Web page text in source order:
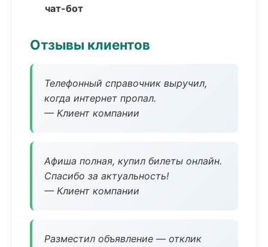
чат-бот
Отзывы клиентов
Телефонный справочник выручил,
когда интернет пропал.
— Клиент компании
Афиша полная, купил билеты онлайн.
Спасибо за актуальность!
— Клиент компании
Разместил объявление — отклик